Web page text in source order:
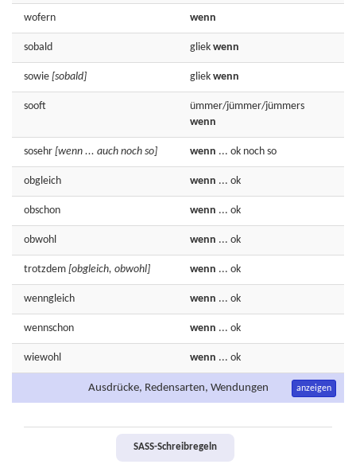
wofern wenn
sobald gliek wenn
sowie [sobald] gliek wenn
sooft
ümmer/jümmer/jümmers
wenn
sosehr [wenn ... auch noch so] wenn ... ok noch so
obgleich wenn ... ok
obschon wenn ... ok
obwohl wenn ... ok
trotzdem [obgleich, obwohl] wenn ... ok
wenngleich wenn ... ok
wennschon wenn ... ok
wiewohl wenn ... ok
Ausdrücke, Redensarten, Wendungen anzeigen
SASS-Schreibregeln